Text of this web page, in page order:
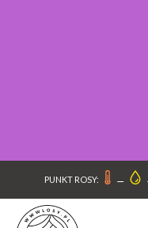
PUNKT ROSY: –